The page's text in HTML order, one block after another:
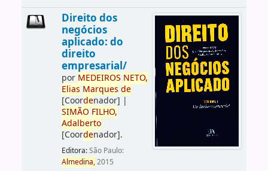
Direito dos
negócios
aplicado: do
direito
empresarial/
por MEDEIROS NETO,
Elias Marques de
[Coordenador] |
SIMÃO FILHO,
Adalberto
[Coordenador].
Editora:São Paulo:
Almedina,2015